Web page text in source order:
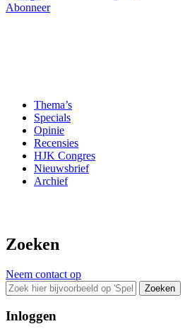
Abonneer
Thema’s
Specials
Opinie
Recensies
HJK Congres
Nieuwsbrief
Archief
Zoeken
Neem contact op
Zoeken
Inloggen